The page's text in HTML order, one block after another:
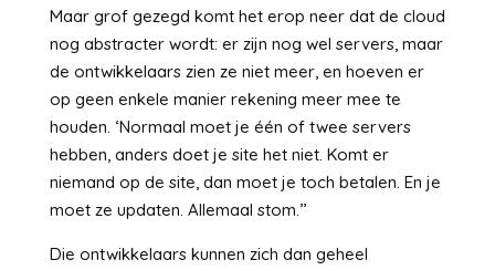
Maar grof gezegd komt het erop neer dat de cloud
nog abstracter wordt: er zijn nog wel servers, maar
de ontwikkelaars zien ze niet meer, en hoeven er
op geen enkele manier rekening meer mee te
houden. ‘Normaal moet je één of twee servers
hebben, anders doet je site het niet. Komt er
niemand op de site, dan moet je toch betalen. En je
moet ze updaten. Allemaal stom.’’
Die ontwikkelaars kunnen zich dan geheel